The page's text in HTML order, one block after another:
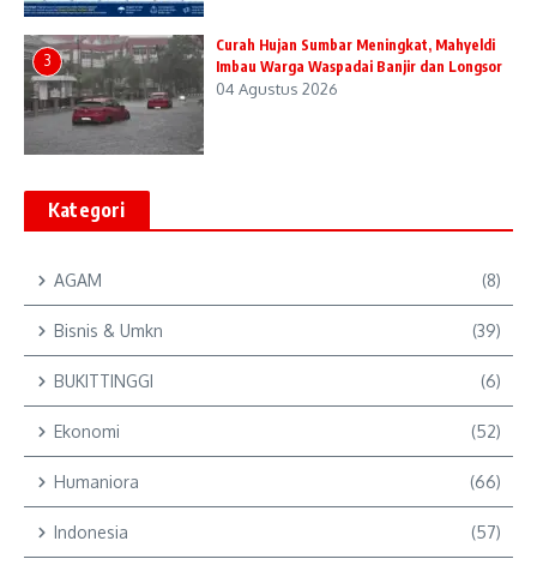
3
Curah Hujan Sumbar Meningkat, Mahyeldi
Imbau Warga Waspadai Banjir dan Longsor
04 Agustus 2026
Kategori
AGAM (8)
Bisnis & Umkn (39)
BUKITTINGGI (6)
Ekonomi (52)
Humaniora (66)
Indonesia (57)